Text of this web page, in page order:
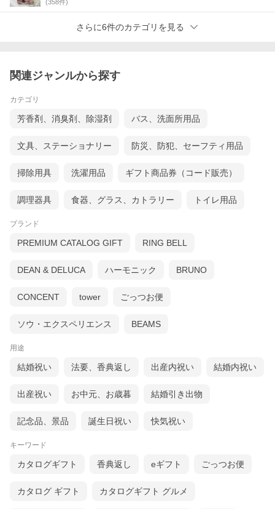
(358件)
さらに6件のカテゴリを見る
関連ジャンルから探す
カテゴリ
芳香剤、消臭剤、除湿剤 バス、洗面所用品
文具、ステーショナリー 防災、防犯、セーフティ用品
掃除用具 洗濯用品 ギフト商品券（コード販売）
調理器具 食器、グラス、カトラリー トイレ用品
ブランド
PREMIUM CATALOG GIFT RING BELL
DEAN & DELUCA ハーモニック BRUNO
CONCENT tower ごっつお便
ソウ・エクスペリエンス BEAMS
用途
結婚祝い 法要、香典返し 出産内祝い 結婚内祝い
出産祝い お中元、お歳暮 結婚引き出物
記念品、景品 誕生日祝い 快気祝い
キーワード
カタログギフト 香典返し eギフト ごっつお便
カタログ ギフト カタログギフト グルメ